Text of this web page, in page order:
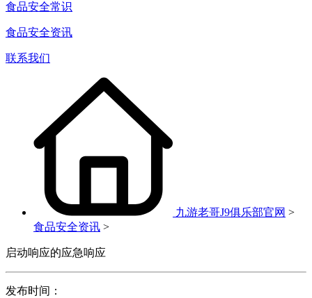
食品安全常识
食品安全资讯
联系我们
九游老哥J9俱乐部官网 >
食品安全资讯 >
启动响应的应急响应
发布时间：